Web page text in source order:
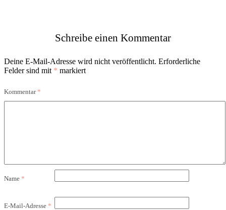
Schreibe einen Kommentar
Deine E-Mail-Adresse wird nicht veröffentlicht. Erforderliche
Felder sind mit * markiert
Kommentar *
Name *
E-Mail-Adresse *